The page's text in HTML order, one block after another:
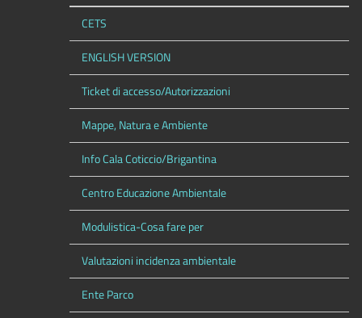
CETS
ENGLISH VERSION
Ticket di accesso/Autorizzazioni
Mappe, Natura e Ambiente
Info Cala Coticcio/Brigantina
Centro Educazione Ambientale
Modulistica-Cosa fare per
Valutazioni incidenza ambientale
Ente Parco